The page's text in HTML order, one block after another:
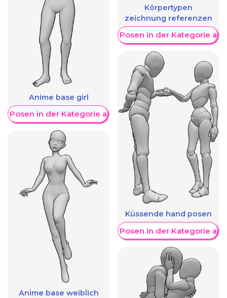
Anime base girl
Posen in der Kategorie anzeigen
Anime base weiblich
Körpertypen
zeichnung referenzen
Weitere Posen in der Kategorie
Küssende hand posen
Weitere Posen in der Kategorie